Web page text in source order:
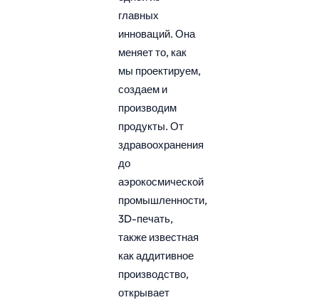
главных
инноваций. Она
меняет то, как
мы проектируем,
создаем и
производим
продукты. От
здравоохранения
до
аэрокосмической
промышленности,
3D-печать,
также известная
как аддитивное
производство,
открывает